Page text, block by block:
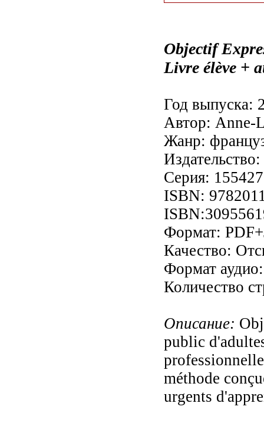
Objectif
Livre élève +
Год выпуска:
Автор: Anne-
Жанр:
Серия:
ISBN:
Формат:
Качество:
Формат
Количество
Описание:
public
méthode
urgents